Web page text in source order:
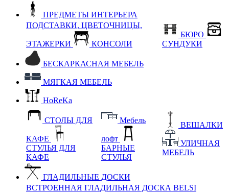
ПРЕДМЕТЫ ИНТЕРЬЕРА
ПОДСТАВКИ, ЦВЕТОЧНИЦЫ,
ЭТАЖЕРКИ КОНСОЛИ
БЮРО
СУНДУКИ
БЕСКАРКАСНАЯ МЕБЕЛЬ
МЯГКАЯ МЕБЕЛЬ
HoReKa
СТОЛЫ ДЛЯ
КАФЕ
СТУЛЬЯ ДЛЯ
КАФЕ
Мебель
лофт
БАРНЫЕ
СТУЛЬЯ
ВЕШАЛКИ
УЛИЧНАЯ
МЕБЕЛЬ
ГЛАДИЛЬНЫЕ ДОСКИ
ВСТРОЕННАЯ ГЛАДИЛЬНАЯ ДОСКА BELSI